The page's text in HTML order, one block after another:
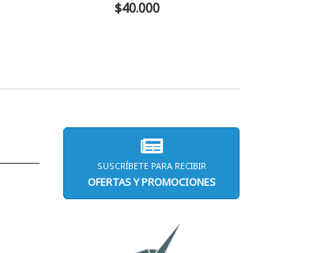
$40.000
SUSCRÍBETE PARA RECIBIR
OFERTAS Y PROMOCIONES